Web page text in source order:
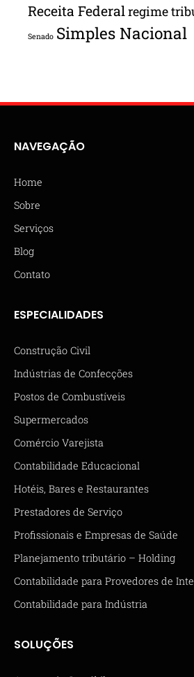
Receita Federalregime
Senado Simples Nacional
NAVEGAÇÃO
Home
Sobre
Serviços
Blog
Contato
ESPECIALIDADES
Construção Civil
Indústrias de Confecções
Postos de Combustíveis
Supermercados
Comércio Varejista
Contabilidade Educacional
Hotéis, Bares e Restaurantes
Prestadores de Serviço
Profissionais e Empresas de Saúde
Planejamento tributário – Holding
Contabilidade para Provedores de
Contabilidade para Indústria
SOLUÇÕES